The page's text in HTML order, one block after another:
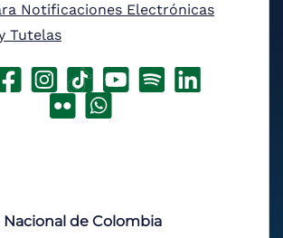
Notificaciones Electrónicas
Tutelas
Nacional de Colombia